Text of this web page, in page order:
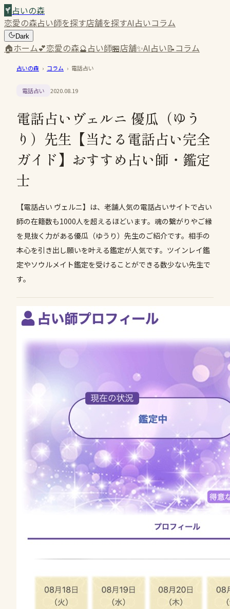
占いの森
恋愛の森占い師を探す店舗を探すAI占いコラム
Dark
🏠ホーム💕恋愛の森🔮占い師🏪店舗✨AI占い📝コラム
占いの森 › コラム › 電話占い
電話占い 2020.08.19
電話占いヴェルニ 優瓜（ゆう
り）先生【当たる電話占い完全
ガイド】おすすめ占い師・鑑定
士
【電話占い ヴェルニ】は、老舗人気の電話占いサイトで占い
師の在籍数も1000人を超えるほどいます。魂の繋がりやご縁
を見抜く力がある優瓜（ゆうり）先生のご紹介です。相手の
本心を引き出し願いを叶える鑑定が人気です。ツインレイ鑑
定やソウルメイト鑑定を受けることができる数少ない先生で
す。